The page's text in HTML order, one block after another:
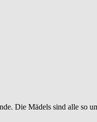
Die Mädels sind alle so